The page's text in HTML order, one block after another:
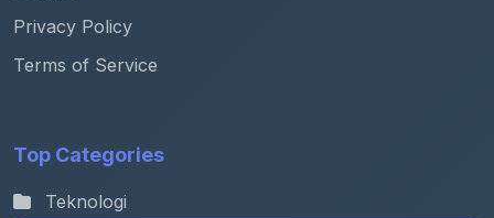
Privacy Policy
Terms of Service
Top Categories
Teknologi